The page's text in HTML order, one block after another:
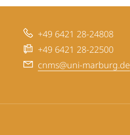
+49 6421 28-24808
+49 6421 28-22500
cnms@uni-marburg.de